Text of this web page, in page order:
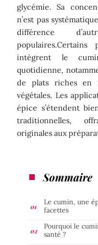
glycémie. Sa
n’est pas
différence
populaires.Certains
intègrent le
quotidienne,
de plats riches en
végétales. Les
épice s’étendent
traditionnelles,
originales aux
Sommaire
Le cumin, une
facettes
Pourquoi le
santé ?